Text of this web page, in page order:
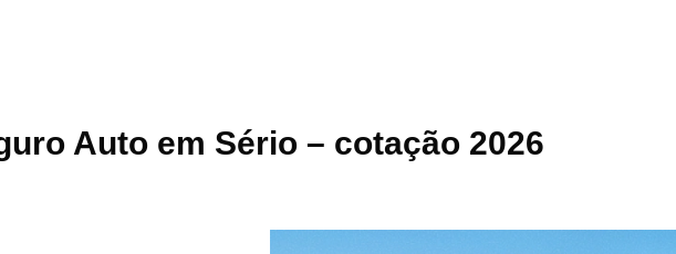
Auto em Sério – cotação 2026